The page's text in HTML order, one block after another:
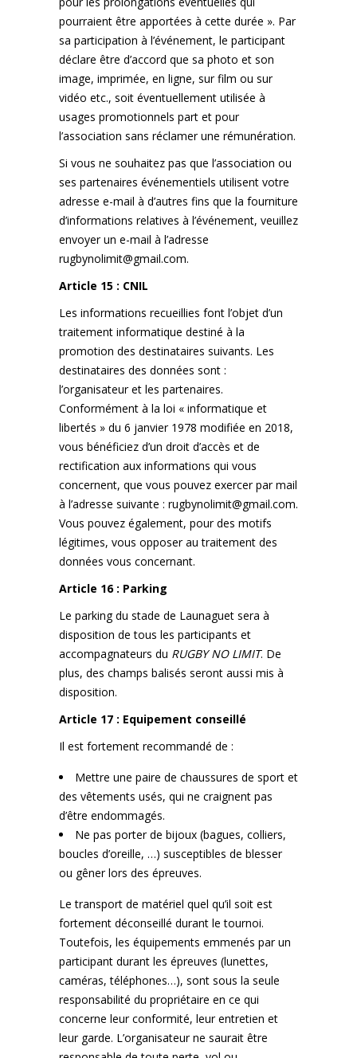
pourraient être apportées à cette durée ». Par
sa participation à l’événement, le participant
déclare être d’accord que sa photo et son
image, imprimée, en ligne, sur film ou sur
vidéo etc., soit éventuellement utilisée à
usages promotionnels part et pour
l’association sans réclamer une rémunération.
Si vous ne souhaitez pas que l’association ou
ses partenaires événementiels utilisent votre
adresse e-mail à d’autres fins que la fourniture
d’informations relatives à l’événement, veuillez
envoyer un e-mail à l’adresse
rugbynolimit@gmail.com.
Article 15 : CNIL
Les informations recueillies font l’objet d’un
traitement informatique destiné à la
promotion des destinataires suivants. Les
destinataires des données sont :
l’organisateur et les partenaires.
Conformément à la loi « informatique et
libertés » du 6 janvier 1978 modifiée en 2018,
vous bénéficiez d’un droit d’accès et de
rectification aux informations qui vous
concernent, que vous pouvez exercer par mail
à l’adresse suivante : rugbynolimit@gmail.com.
Vous pouvez également, pour des motifs
légitimes, vous opposer au traitement des
données vous concernant.
Article 16 : Parking
Le parking du stade de Launaguet sera à
disposition de tous les participants et
accompagnateurs du RUGBY NO LIMIT. De
plus, des champs balisés seront aussi mis à
disposition.
Article 17 : Equipement conseillé
Il est fortement recommandé de :
Mettre une paire de chaussures de sport et
des vêtements usés, qui ne craignent pas
d’être endommagés.
Ne pas porter de bijoux (bagues, colliers,
boucles d’oreille, …) susceptibles de blesser
ou gêner lors des épreuves.
Le transport de matériel quel qu’il soit est
fortement déconseillé durant le tournoi.
Toutefois, les équipements emmenés par un
participant durant les épreuves (lunettes,
caméras, téléphones…), sont sous la seule
responsabilité du propriétaire en ce qui
concerne leur conformité, leur entretien et
leur garde. L’organisateur ne saurait être